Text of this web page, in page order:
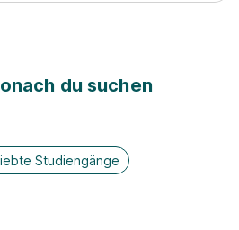
du suchen
Studiengänge